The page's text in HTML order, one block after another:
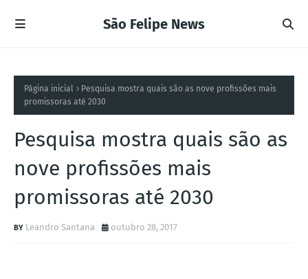
São Felipe News
Página inicial
Pesquisa mostra quais são as nove profissões mais
promissoras até 2030
Pesquisa mostra quais são as
nove profissões mais
promissoras até 2030
Leandro Santana outubro 28, 2017